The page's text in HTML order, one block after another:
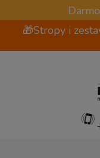
🎁Stropy i